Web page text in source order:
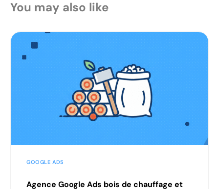
You may also like
GOOGLE ADS
Agence Google Ads bois de chauffage et